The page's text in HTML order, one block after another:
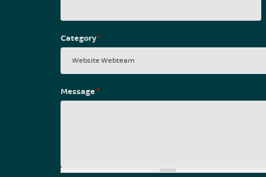
Category*
Message*